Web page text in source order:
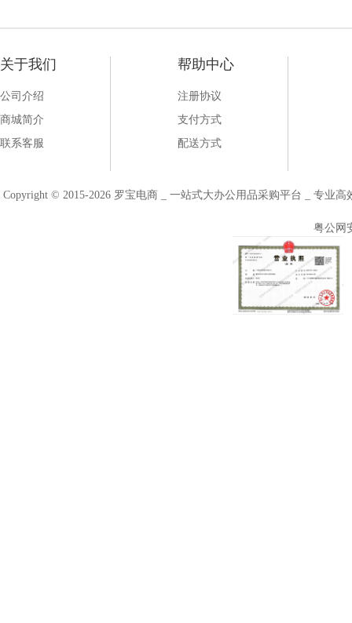
关于我们
公司介绍
商城简介
联系客服
帮助中心
注册协议
支付方式
配送方式
Copyright © 2015-2026 罗宝电商 _ 一站式大办公用品采购平台 _ 专业
粤公网